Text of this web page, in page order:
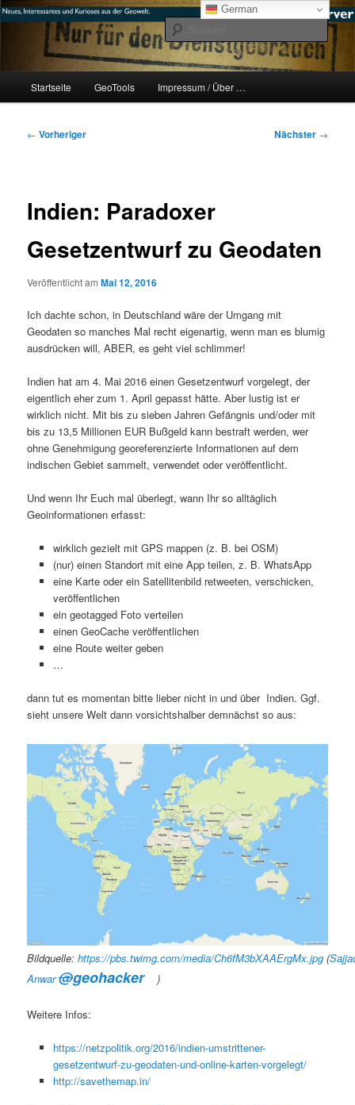
Zum
primären
#geoObserver
mikeE's GeoBlog
Startseite GeoTools Impressum / Über …
Beitragsnavigation
← Vorheriger Nächster →
Indien: Paradoxer
Gesetzentwurf zu Geodaten
Veröffentlicht amMai 12, 2016
Ich dachte schon, in Deutschland wäre der Umgang mit
Geodaten so manches Mal recht eigenartig, wenn man es blumig
ausdrücken will, ABER, es geht viel schlimmer!
Indien hat am 4. Mai 2016 einen Gesetzentwurf vorgelegt, der
eigentlich eher zum 1. April gepasst hätte. Aber lustig ist er
wirklich nicht. Mit bis zu sieben Jahren Gefängnis und/oder mit
bis zu 13,5 Millionen EUR Bußgeld kann bestraft werden, wer
ohne Genehmigung georeferenzierte Informationen auf dem
indischen Gebiet sammelt, verwendet oder veröffentlicht.
Und wenn Ihr Euch mal überlegt, wann Ihr so alltäglich
Geoinformationen erfasst:
wirklich gezielt mit GPS mappen (z. B. bei OSM)
(nur) einen Standort mit eine App teilen, z. B. WhatsApp
eine Karte oder ein Satellitenbild retweeten, verschicken,
veröffentlichen
ein geotagged Foto verteilen
einen GeoCache veröffentlichen
eine Route weiter geben
…
dann tut es momentan bitte lieber nicht in und über Indien. Ggf.
sieht unsere Welt dann vorsichtshalber demnächst so aus:
Bildquelle:https://pbs.twimg.com/media/Ch6fM3bXAAErgMx.jpg (
Anwar ‏@geohacker )
Weitere Infos:
https://netzpolitik.org/2016/indien-umstrittener-
gesetzentwurf-zu-geodaten-und-online-karten-vorgelegt/
http://savethemap.in/
German